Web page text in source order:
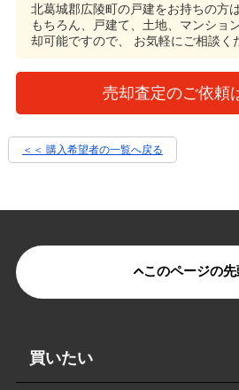
北葛城郡広陵町の戸建をお持ちの方
もちろん、戸建て、土地、マンショ
却可能ですので、 お気軽にご相談く
売却査定のご依頼
＜＜ 購入希望者の一覧へ戻る
このページの
買いたい